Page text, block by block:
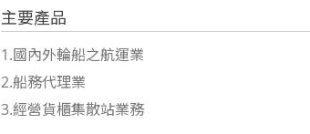
主要產品
1.國內外輪船之航運業
2.船務代理業
3.經營貨櫃集散站業務